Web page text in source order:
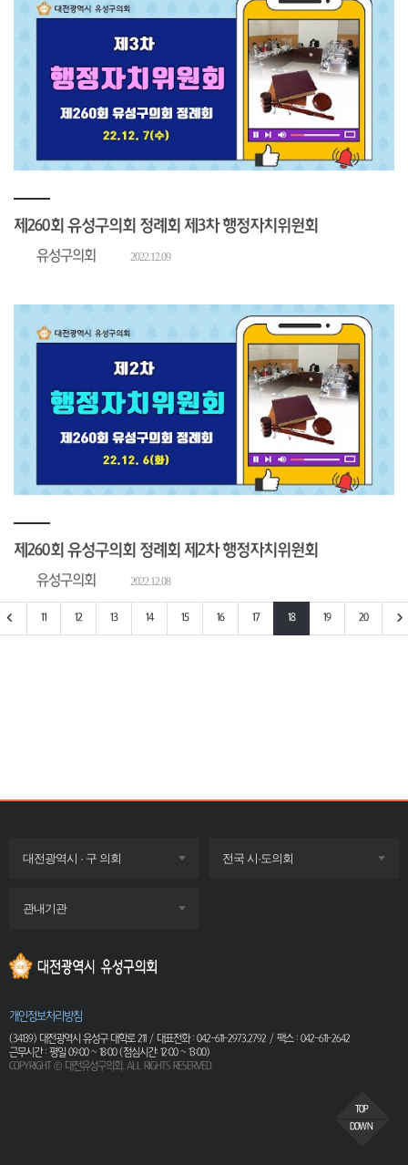
제260회 유성구의회 정례회 제3차 행정자치위원회
유성구의회 2022.12.09
제260회 유성구의회 정례회 제2차 행정자치위원회
유성구의회 2022.12.08
이지로 이동
이전 10페이지로 이동
11 12 13 14 15 16 17 18 19 20
대전광역시 · 구 의회 전국 시·도의회
관내기관
개인정보처리방침
(34139) 대전광역시 유성구 대학로 211 / 대표전화 : 042-611-2973,2792 / 팩스 : 042-611-2642
근무시간 : 평일 09:00 ~ 18:00 (점심시간: 12:00 ~ 13:00)
COPYRIGHT ⓒ 대전유성구의회. ALL RIGHTS RESERVED.